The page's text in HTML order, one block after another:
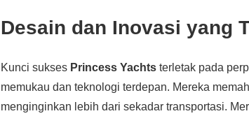
Desain dan Inovasi yang
Kunci sukses Princess Yachts terletak pada
memukau dan teknologi terdepan. Mereka
menginginkan lebih dari sekadar transportasi.